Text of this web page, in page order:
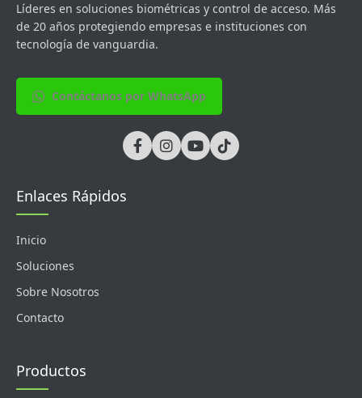
Líderes en soluciones biométricas y control de acceso. Más
de 20 años protegiendo empresas e instituciones con
tecnología de vanguardia.
Contáctanos por WhatsApp
Enlaces Rápidos
Inicio
Soluciones
Sobre Nosotros
Contacto
Productos